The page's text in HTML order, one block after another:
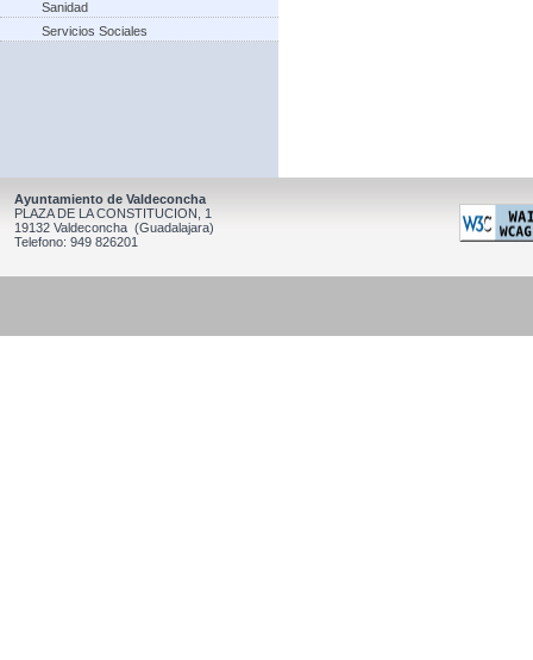
Sanidad
Servicios Sociales
Ayuntamiento de Valdeconcha
PLAZA DE LA CONSTITUCION, 1
19132 Valdeconcha (Guadalajara)
Telefono: 949 826201